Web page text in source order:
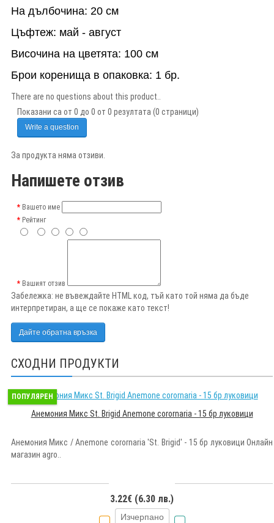
На дълбочина: 20 см
Цъфтеж: май - август
Височина на цветята: 100 см
Брои коренища в опаковка: 1 бр.
There are no questions about this product..
Показани са от 0 до 0 от 0 резултата (0 страници)
Write a question
За продукта няма отзиви.
Напишете отзив
Вашето име
Рейтинг
Вашият отзив
Забележка: не въвеждайте HTML код, тъй като той няма да бъде
интерпретиран, а ще се покаже като текст!
Дайте обратна връзка
СХОДНИ ПРОДУКТИ
ПОПУЛЯРЕН
Анемония Микс St. Brigid Anemone corornaria - 15 бр луковици
Анемония Микс / Anemone corornaria 'St. Brigid' - 15 бр луковици Онлайн
магазин agro..
3.22€ (6.30 лв.)
Изчерпано